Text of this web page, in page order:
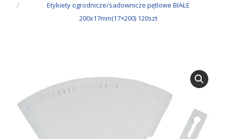
Etykiety ogrodnicze/sadownicze pętlowe BIAŁE
200x17mm(17×200) 120szt